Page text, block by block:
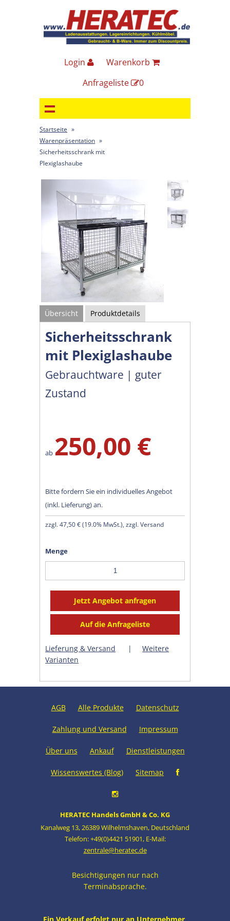
Login
Warenkorb
Anfrageliste
0
Startseite »
Warenpräsentation »
Sicherheitsschrank mit
Plexiglashaube
Übersicht Produktdetails
Sicherheitsschrank
mit Plexiglashaube
Gebrauchtware | guter
Zustand
ab 250,00 €
Bitte fordern Sie ein individuelles Angebot
(inkl. Lieferung) an.
zzgl.47,50 € (19.0% MwSt.), zzgl. Versand
Menge
Lieferung & Versand |
Weitere
Varianten
AGB Alle Produkte Datenschutz
Zahlung und Versand Impressum
Über uns Ankauf Dienstleistungen
Wissenswertes (Blog) Sitemap
HERATEC Handels GmbH & Co. KG
Kanalweg 13, 26389 Wilhelmshaven, Deutschland
Telefon: +49(0)4421 51901, E-Mail:
zentrale@heratec.de
Besichtigungen nur nach
Terminabsprache.
Ein Verkauf erfolgt nur an Unternehmer,